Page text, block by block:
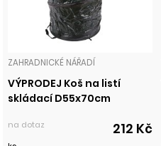
ZAHRADNICKÉ NÁŘADÍ
VÝPRODEJ Koš na listí
skládací D55x70cm
na dotaz 212 Kč